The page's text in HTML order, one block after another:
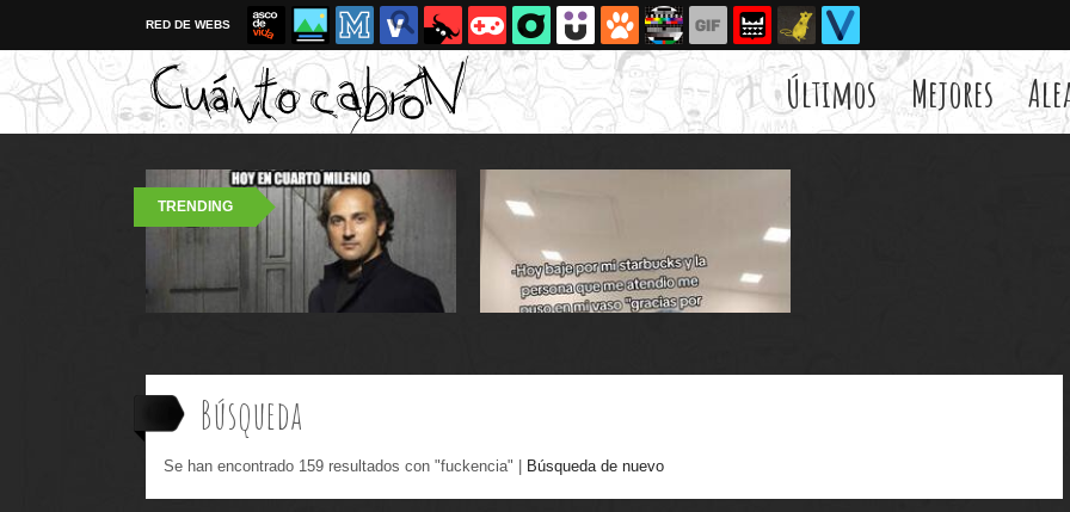
RED DE WEBS
Últimos Mejores
TRENDING
Búsqueda
Se han encontrado 159 resultados con "fuckencia" | Búsqueda de nuevo